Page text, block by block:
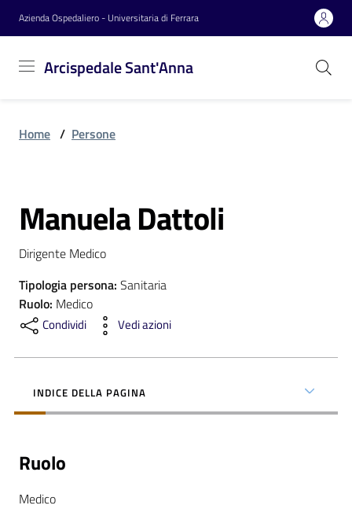
Vai al contenuto
Vai alla navigazione
Vai al footer
Azienda Ospedaliero - Universitaria di Ferrara
Arcispedale Sant'Anna
Sant'Anna
Azienda
Servizi
Novità
C
a
r
t
Home / Persone
Salta al contenuto
Manuela Dattoli
Dirigente Medico
Tipologia persona: Sanitaria
Ruolo: Medico
Condividi Vedi azioni
INDICE DELLA PAGINA
Ruolo
Medico